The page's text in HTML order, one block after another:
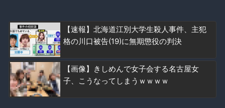
【速報】北海道江別大学生殺人事件、主犯
格の川口被告(19)に無期懲役の判決
【画像】きしめんで女子会する名古屋女
子、こうなってしまうｗｗｗｗ